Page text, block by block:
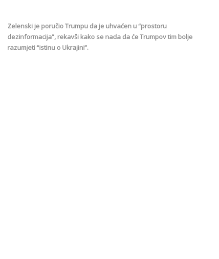
Zelenski je poručio Trumpu da je uhvaćen u “prostoru
dezinformacija”, rekavši kako se nada da će Trumpov tim bolje
razumjeti “istinu o Ukrajini”.